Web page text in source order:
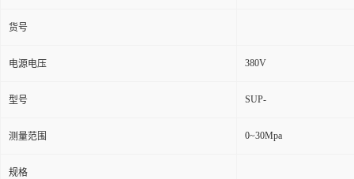
货号
电源电压 380V
型号 SUP-
测量范围 0~30Mpa
规格